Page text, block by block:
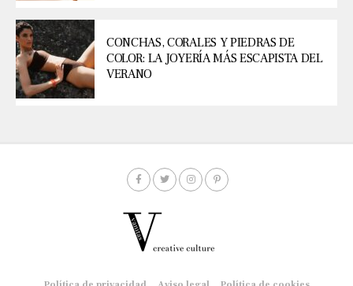
CONCHAS, CORALES Y PIEDRAS DE
COLOR: LA JOYERÍA MÁS ESCAPISTA DEL
VERANO